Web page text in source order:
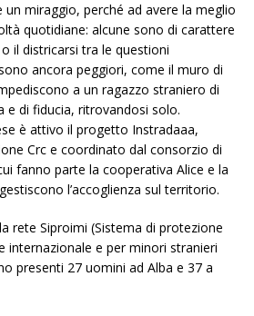
un miraggio, perché ad avere la meglio
quotidiane: alcune sono di carattere
il districarsi tra le questioni
ancora peggiori, come il muro di
a un ragazzo straniero di
e di fiducia, ritrovandosi solo.
è attivo il progetto Instradaaa,
Crc e coordinato dal consorzio di
fanno parte la cooperativa Alice e la
l’accoglienza sul territorio.
rete Siproimi (Sistema di protezione
internazionale e per minori stranieri
presenti 27 uomini ad Alba e 37 a